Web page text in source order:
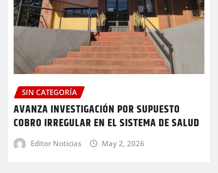
SIN CATEGORÍA
AVANZA INVESTIGACIÓN POR SUPUESTO
COBRO IRREGULAR EN EL SISTEMA DE SALUD
Editor Noticias May 2, 2026